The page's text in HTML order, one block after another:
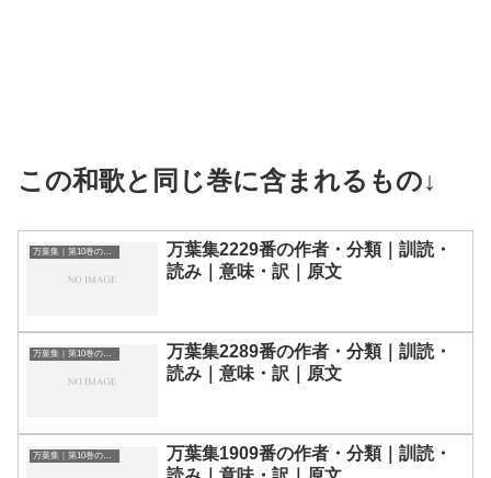
この和歌と同じ巻に含まれるもの↓
万葉集｜第10巻の和歌一覧
万葉集2229番の作者・分類｜訓読・
読み｜意味・訳｜原文
万葉集｜第10巻の和歌一覧
万葉集2289番の作者・分類｜訓読・
読み｜意味・訳｜原文
万葉集｜第10巻の和歌一覧
万葉集1909番の作者・分類｜訓読・